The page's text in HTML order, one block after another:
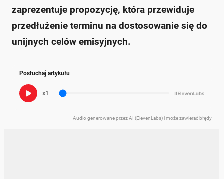
zaprezentuje propozycję, która przewiduje
przedłużenie terminu na dostosowanie się do
unijnych celów emisyjnych.
Posłuchaj artykułu
x1
Audio generowane przez AI (ElevenLabs) i może zawierać błędy